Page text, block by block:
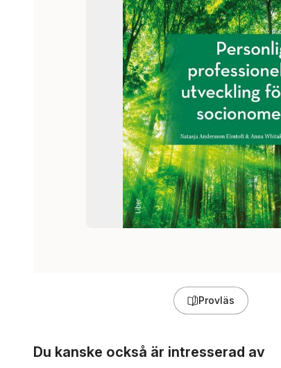
Provläs
Du kanske också är intresserad av